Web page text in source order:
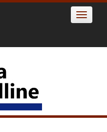
Toggle